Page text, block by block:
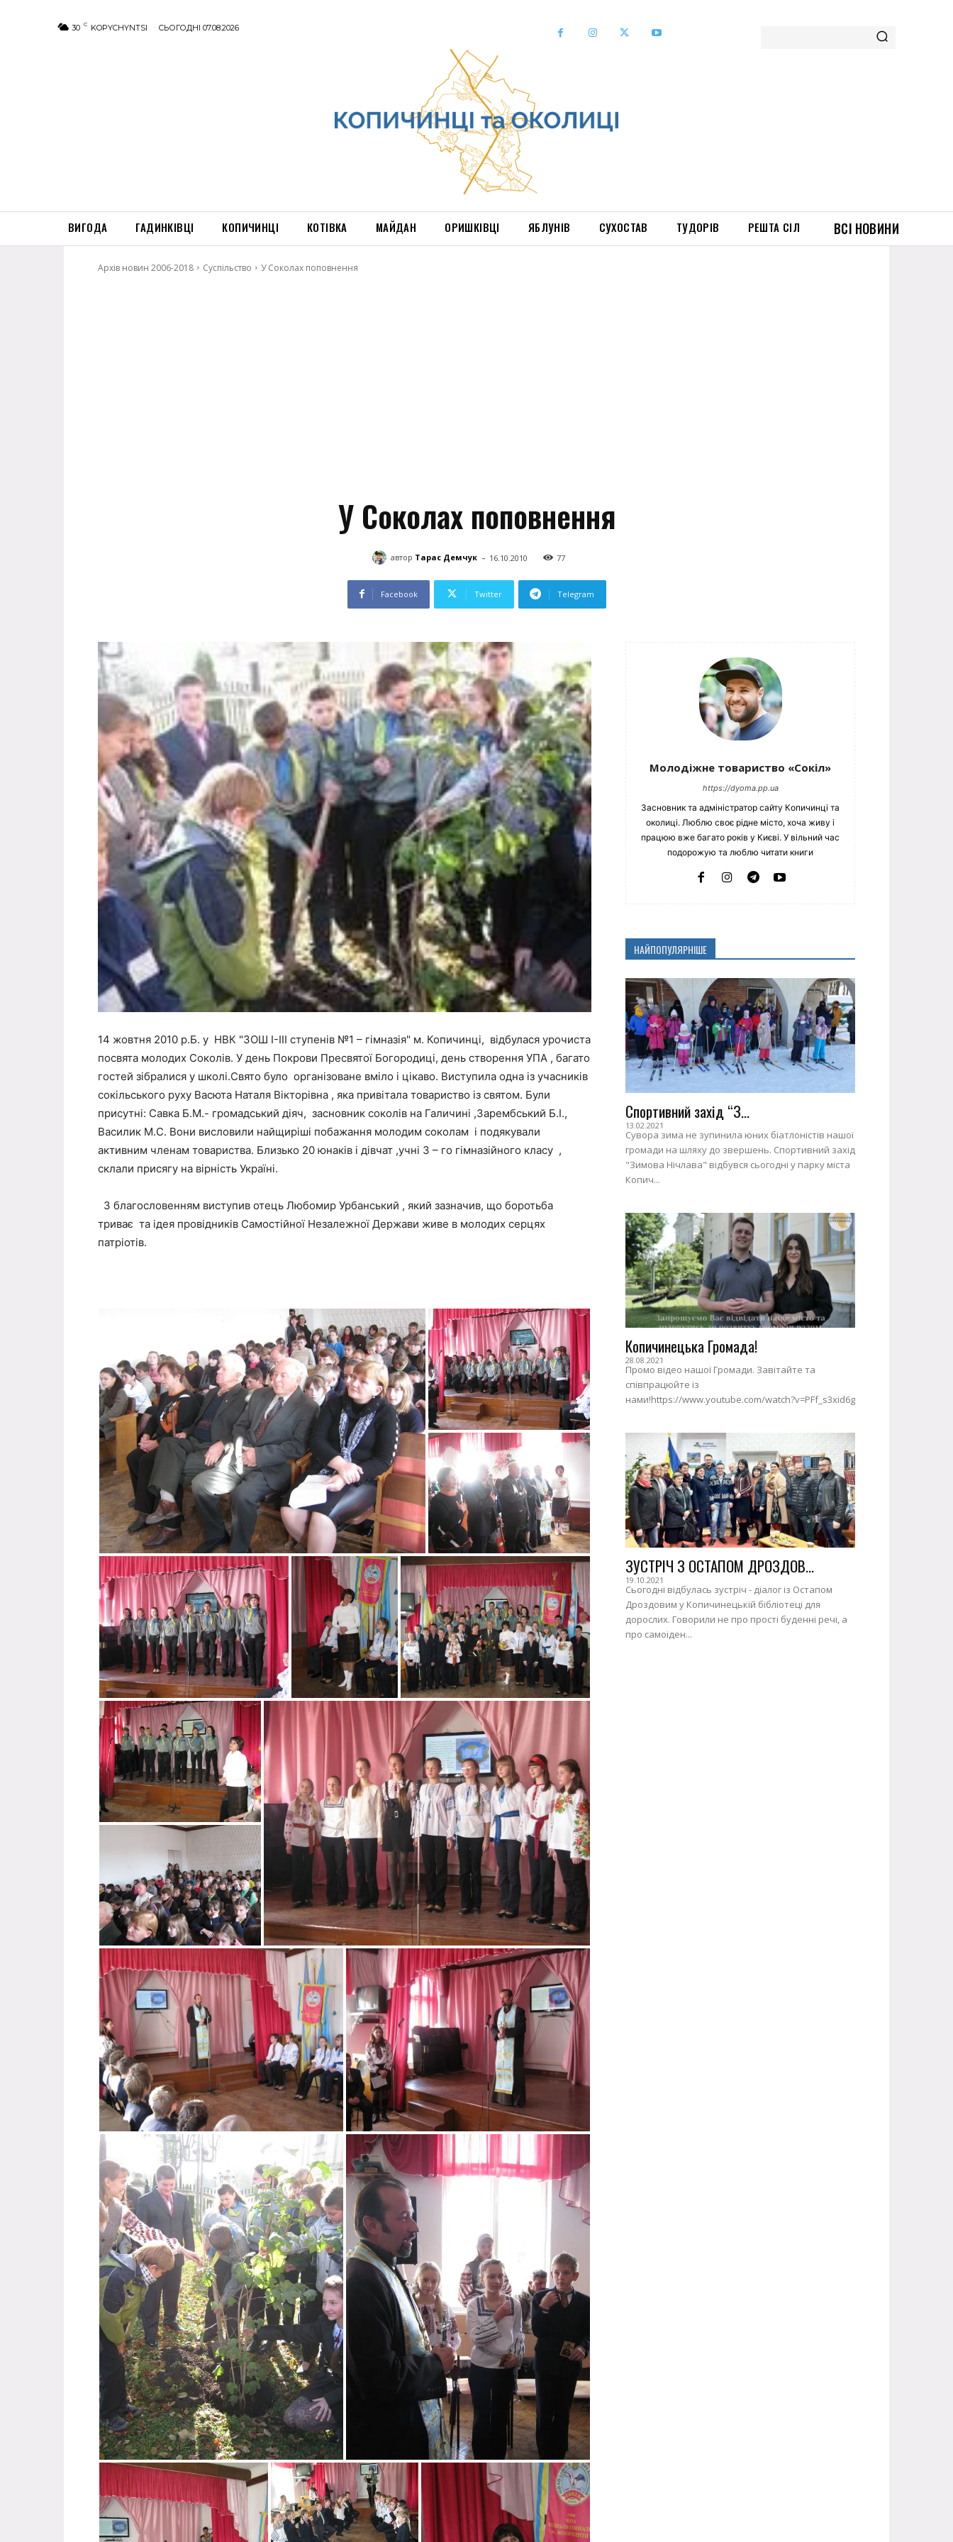
30 C KOPYCHYNTSI СЬОГОДНІ 07.08.2026
ВИГОДА ГАДИНКІВЦІ КОПИЧИНЦІ КОТІВКА МАЙДАН ОРИШКІВЦІ ЯБЛУНІВ СУХОСТАВ ТУДОРІВ РЕШТА СІЛ ВСІ НОВИНИ
Архів новин 2006-2018 Суспільство У Соколах поповнення
У Соколах поповнення
автор Тарас Демчук - 16.10.2010 77
Facebook Twitter Telegram
14 жовтня 2010 р.Б. у НВК "ЗОШ І-ІІІ ступенів №1 – гімназія" м. Копичинці, відбулася урочиста
посвята молодих Соколів. У день Покрови Пресвятої Богородиці, день створення УПА , багато
гостей зібралися у школі.Свято було організоване вміло і цікаво. Виступила одна із учасників
сокільського руху Васюта Наталя Вікторівна , яка привітала товариство із святом. Були
присутні: Савка Б.М.- громадський діяч, засновник соколів на Галичині ,Зарембський Б.І.,
Василик М.С. Вони висловили найщиріші побажання молодим соколам і подякували
активним членам товариства. Близько 20 юнаків і дівчат ,учні 3 – го гімназійного класу ,
склали присягу на вірність Україні.
З благословенням виступив отець Любомир Урбанський , який зазначив, що боротьба
триває та ідея провідників Самостійної Незалежної Держави живе в молодих серцях
патріотів.
Молодіжне товариство «Сокіл»
https://dyoma.pp.ua
Засновник та адміністратор сайту Копичинці та
околиці. Люблю своє рідне місто, хоча живу і
працюю вже багато років у Києві. У вільний час
подорожую та люблю читати книги
НАЙПОПУЛЯРНІШЕ
Спортивний захід “З...
13.02.2021
Сувора зима не зупинила юних біатлоністів нашої
громади на шляху до звершень. Спортивний захід
"Зимова Нічлава" відбувся сьогодні у парку міста
Копич...
Копичинецька Громада!
28.08.2021
Промо відео нашої Громади. Завітайте та
співпрацюйте із
нами!https://www.youtube.com/watch?v=PFf_s3xid6g
ЗУСТРІЧ З ОСТАПОМ ДРОЗДОВ...
19.10.2021
Сьогодні відбулась зустріч - діалог із Остапом
Дроздовим у Копичинецькій бібліотеці для
дорослих. Говорили не про прості буденні речі, а
про самоіден...